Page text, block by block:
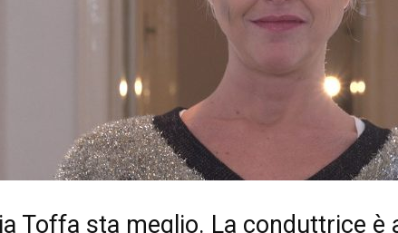
Toffa sta meglio. La conduttrice è